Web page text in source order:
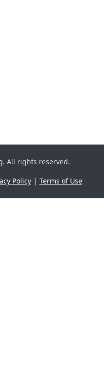
All rights reserved.
Policy| Terms of Use